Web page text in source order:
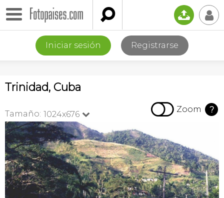
 📤 👤
Iniciar sesión Registrarse
Trinidad, Cuba
Tamaño: 1024x676   Zoom ?